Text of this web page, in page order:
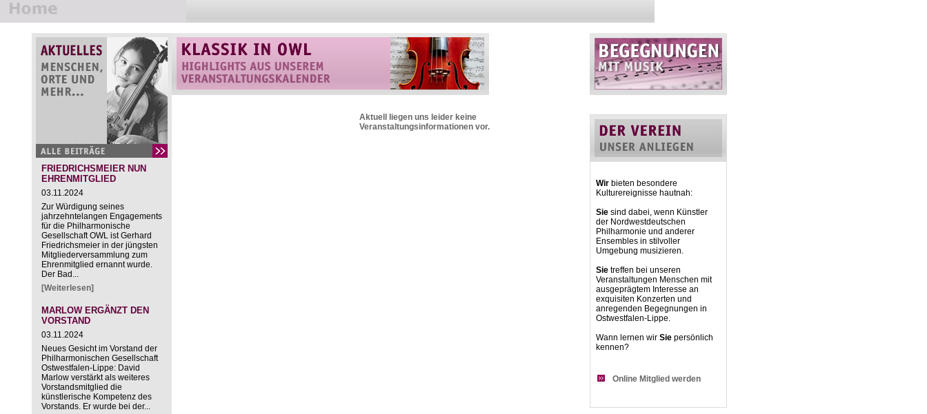
FRIEDRICHSMEIER NUN
EHRENMITGLIED
03.11.2024
Zur Würdigung seines
jahrzehntelangen Engagements
für die Philharmonische
Gesellschaft OWL ist Gerhard
Friedrichsmeier in der jüngsten
Mitgliederversammlung zum
Ehrenmitglied ernannt wurde.
Der Bad...
[Weiterlesen]
MARLOW ERGÄNZT DEN
VORSTAND
03.11.2024
Neues Gesicht im Vorstand der
Philharmonischen Gesellschaft
Ostwestfalen-Lippe: David
Marlow verstärkt als weiteres
Vorstandsmitglied die
künstlerische Kompetenz des
Vorstands. Er wurde bei der...
Aktuell liegen uns leider keine
Veranstaltungsinformationen vor.
Wir bieten besondere
Kulturereignisse hautnah:
Sie sind dabei, wenn Künstler
der Nordwestdeutschen
Philharmonie und anderer
Ensembles in stilvoller
Umgebung musizieren.
Sie treffen bei unseren
Veranstaltungen Menschen mit
ausgeprägtem Interesse an
exquisiten Konzerten und
anregenden Begegnungen in
Ostwestfalen-Lippe.
Wann lernen wir Sie persönlich
kennen?
Online Mitglied werden